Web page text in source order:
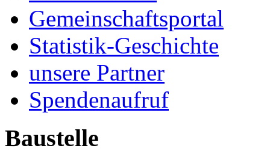
Gemeinschaftsportal
Statistik-Geschichte
unsere Partner
Spendenaufruf
Baustelle